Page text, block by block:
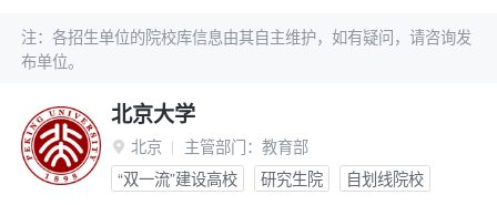
注：各招生单位的院校库信息由其自主维护，如有疑问，请咨询发
布单位。
北京大学
 北京 主管部门： 教育部
“双一流”建设高校
研究生院 自划线院校